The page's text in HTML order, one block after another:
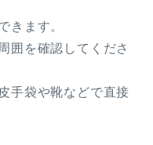
きます。
囲を確認してくださ
手袋や靴などで直接